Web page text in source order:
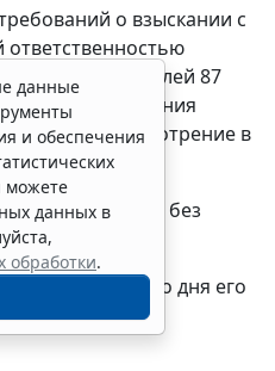
о взыскании с
4 626 рублей 87
оборудования
на новое рассмотрение в
области.
акты оставить без
законную силу со дня его
данные
и обеспечения
можете
данных в
обработки.